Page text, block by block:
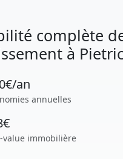
complète
à
an
annuelles
value immobilière